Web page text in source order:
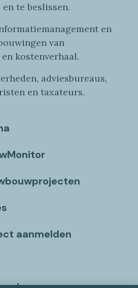
te beslissen.
management en
van
en kostenverhaal.
adviesbureaus,
en taxateurs.
aanmelden